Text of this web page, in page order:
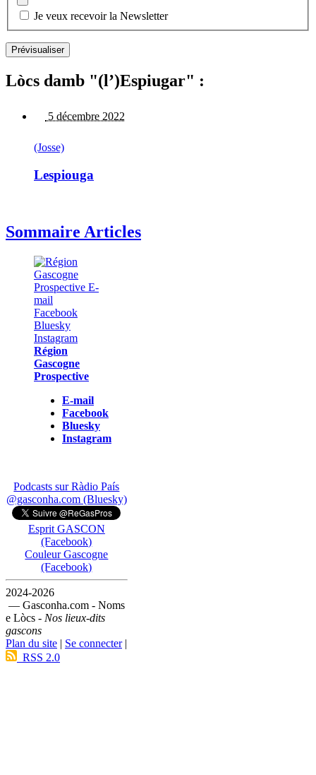
Je veux recevoir la Newsletter
Lòcs damb "(l’)Espiugar" :
5 décembre 2022
(Josse)
Lespiouga
Sommaire Articles
Région
Gascogne
Prospective
E-mail
Facebook
Bluesky
Instagram
Podcasts sur Ràdio País
@gasconha.com (Bluesky)
Esprit GASCON
(Facebook)
Couleur Gascogne
(Facebook)
2024-2026
— Gasconha.com - Noms
e Lòcs - Nos lieux-dits
gascons
Plan du site | Se connecter|
RSS 2.0